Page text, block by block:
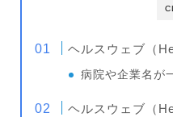
ヘルスウェブ（
病院や企業名が
ヘルスウェブ（